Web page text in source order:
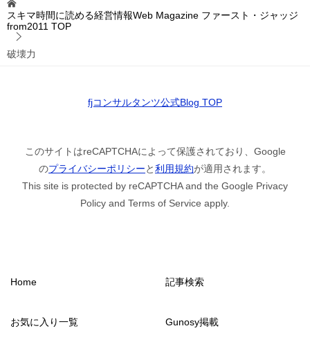
スキマ時間に読める経営情報Web Magazine ファースト・ジャッジ
from2011 TOP
破壊力
fjコンサルタンツ公式Blog TOP
このサイトはreCAPTCHAによって保護されており、Google
のプライバシーポリシーと利用規約が適用されます。
This site is protected by reCAPTCHA and the Google Privacy
Policy and Terms of Service apply.
Home 記事検索
お気に入り一覧 Gunosy掲載